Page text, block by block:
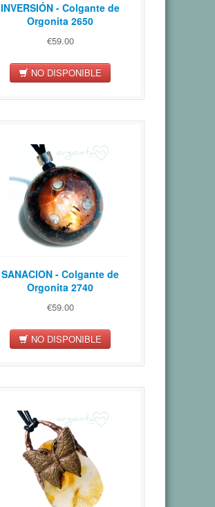
INVERSIÓN - Colgante de
Orgonita 2650
€59.00
NO DISPONIBLE
SANACION - Colgante de
Orgonita 2740
€59.00
NO DISPONIBLE